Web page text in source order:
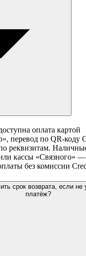
оплата картой
перевод по QR-коду
реквизитам.
кассы «Связного» —
без комиссии
срок возврата, если не
платёж?